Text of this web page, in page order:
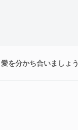
愛を分かち合いましょう